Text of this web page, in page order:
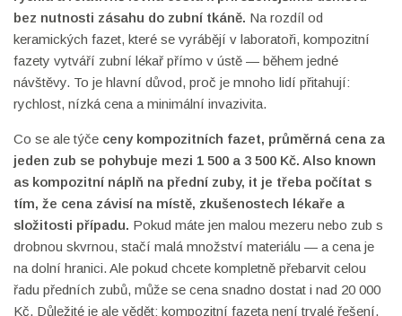
bez nutnosti zásahu do zubní tkáně. Na rozdíl od
keramických fazet, které se vyrábějí v laboratoři, kompozitní
fazety vytváří zubní lékař přímo v ústě — během jedné
návštěvy. To je hlavní důvod, proč je mnoho lidí přitahují:
rychlost, nízká cena a minimální invazivita.
Co se ale týče ceny kompozitních fazet, průměrná cena za
jeden zub se pohybuje mezi 1 500 a 3 500 Kč. Also known
as kompozitní náplň na přední zuby, it je třeba počítat s
tím, že cena závisí na místě, zkušenostech lékaře a
složitosti případu. Pokud máte jen malou mezeru nebo zub s
drobnou skvrnou, stačí malá množství materiálu — a cena je
na dolní hranici. Ale pokud chcete kompletně přebarvit celou
řadu předních zubů, může se cena snadno dostat i nad 20 000
Kč. Důležité je ale vědět: kompozitní fazeta není trvalé řešení.